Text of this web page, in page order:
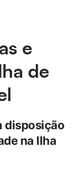
e
de
disposição
na Ilha